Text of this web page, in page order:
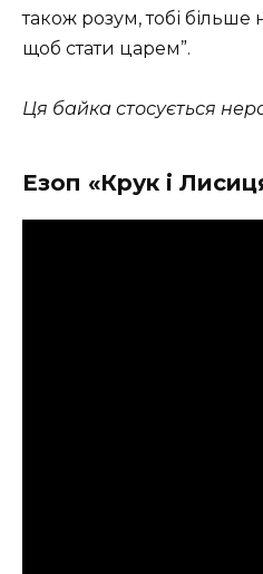
також розум, тобі більше
щоб стати царем”.
Ця байка стосується
Езоп «Крук і